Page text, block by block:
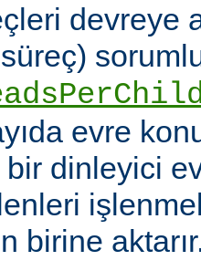
devreye
evre
dinleyici
birine